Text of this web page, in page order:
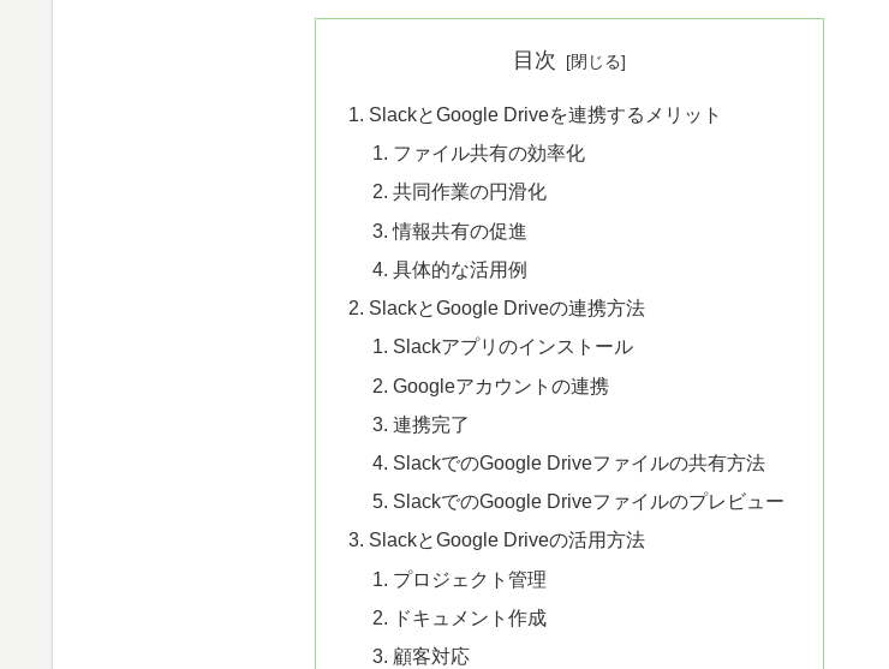
目次
SlackとGoogle Driveを連携するメリット
ファイル共有の効率化
共同作業の円滑化
情報共有の促進
具体的な活用例
SlackとGoogle Driveの連携方法
Slackアプリのインストール
Googleアカウントの連携
連携完了
SlackでのGoogle Driveファイルの共有方法
SlackでのGoogle Driveファイルのプレビュー
SlackとGoogle Driveの活用方法
プロジェクト管理
ドキュメント作成
顧客対応